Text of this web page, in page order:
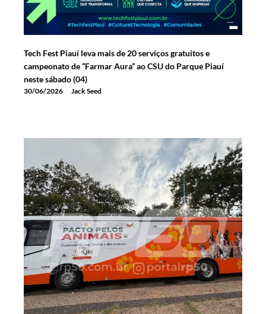
Tech Fest Piauí leva mais de 20 serviços gratuitos e
campeonato de “Farmar Aura” ao CSU do Parque Piauí
neste sábado (04)
30/06/2026 Jack Seed